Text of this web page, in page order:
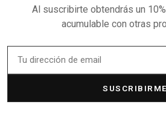
Al suscribirte obtendrás un
acumulable con otras
SUSCRIBIRME